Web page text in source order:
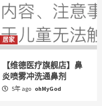
居家
【维德医疗旗舰店】鼻
炎喷雾冲洗通鼻剂
5年 ago ohMyGod